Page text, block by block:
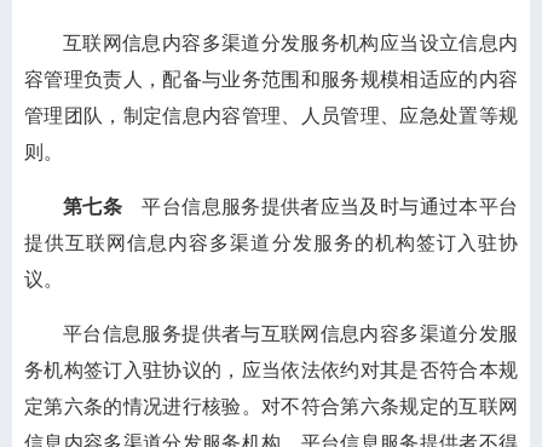
互联网信息内容多渠道分发服务机构应当设立信息内
容管理负责人，配备与业务范围和服务规模相适应的内容
管理团队，制定信息内容管理、人员管理、应急处置等规
则。
第七条 平台信息服务提供者应当及时与通过本平台
提供互联网信息内容多渠道分发服务的机构签订入驻协
议。
平台信息服务提供者与互联网信息内容多渠道分发服
务机构签订入驻协议的，应当依法依约对其是否符合本规
定第六条的情况进行核验。对不符合第六条规定的互联网
信息内容多渠道分发服务机构，平台信息服务提供者不得